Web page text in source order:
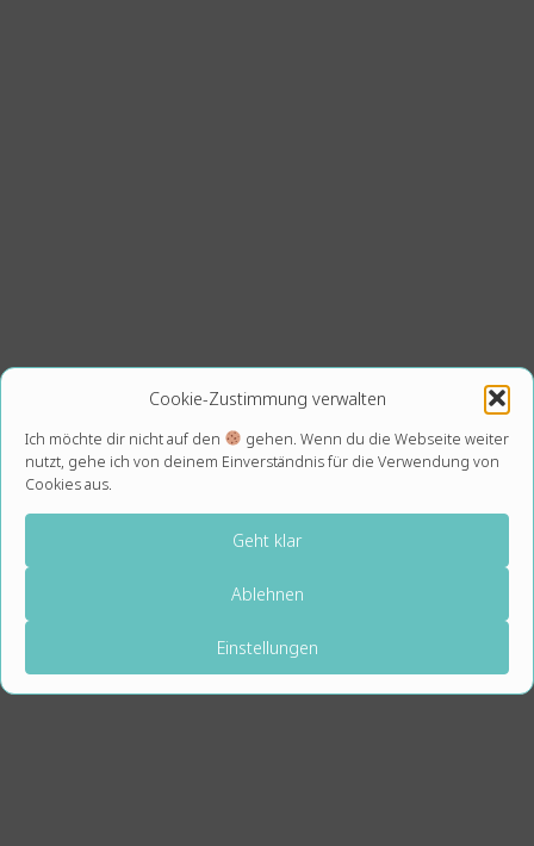
Cookie-Zustimmung verwalten
Ich möchte dir nicht auf den
gehen. Wenn du die Webseite weiter
nutzt, gehe ich von deinem Einverständnis für die Verwendung von
Cookies aus.
Geht klar
Ablehnen
Einstellungen